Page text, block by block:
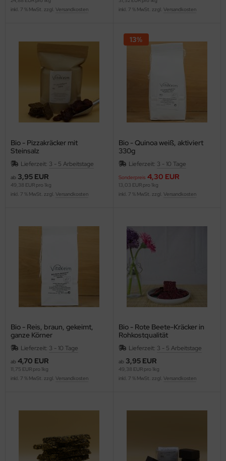
inkl. 7 % MwSt. zzgl. Versandkosten
inkl. 7 % MwSt. zzgl. Versandkosten
Bio - Pizzakräcker mit
Steinsalz
Lieferzeit: 3 - 5 Arbeitstage
ab 3,95 EUR
49,38 EUR pro 1kg
inkl. 7 % MwSt. zzgl. Versandkosten
Bio - Quinoa weiß, aktiviert
330g
Lieferzeit: 3 - 10 Tage
Sonderpreis 4,30 EUR
13%
13,03 EUR pro 1kg
inkl. 7 % MwSt. zzgl. Versandkosten
Bio - Reis, braun, gekeimt,
ganze Körner
Lieferzeit: 3 - 10 Tage
ab 4,70 EUR
11,75 EUR pro 1kg
inkl. 7 % MwSt. zzgl. Versandkosten
Bio - Rote Beete-Kräcker in
Rohkostqualität
Lieferzeit: 3 - 5 Arbeitstage
ab 3,95 EUR
49,38 EUR pro 1kg
inkl. 7 % MwSt. zzgl. Versandkosten